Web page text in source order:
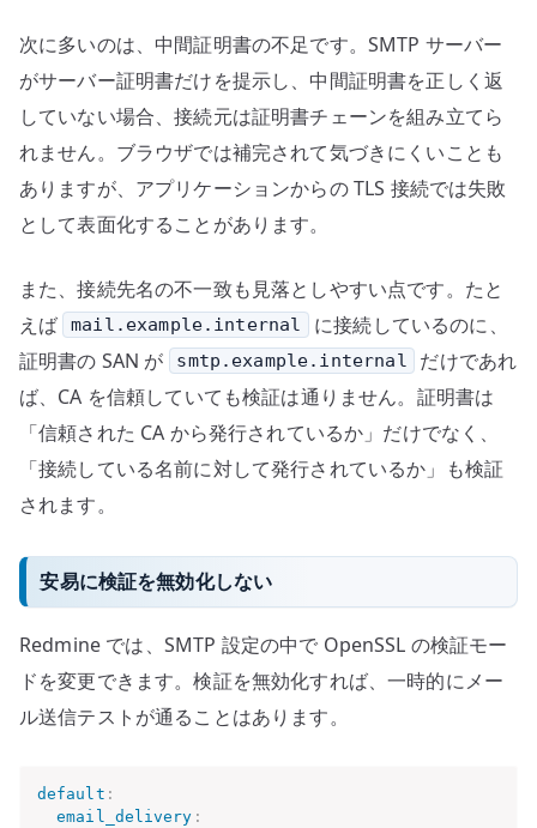
次に多いのは、中間証明書の不足です。SMTP サーバー
がサーバー証明書だけを提示し、中間証明書を正しく返
していない場合、接続元は証明書チェーンを組み立てら
れません。ブラウザでは補完されて気づきにくいことも
ありますが、アプリケーションからの TLS 接続では失敗
として表面化することがあります。
また、接続先名の不一致も見落としやすい点です。たと
えば
mail.example.internal
に接続しているのに、
証明書の SAN が
smtp.example.internal
だけであれ
ば、CA を信頼していても検証は通りません。証明書は
「信頼された CA から発行されているか」だけでなく、
「接続している名前に対して発行されているか」も検証
されます。
安易に検証を無効化しない
Redmine では、SMTP 設定の中で OpenSSL の検証モー
ドを変更できます。検証を無効化すれば、一時的にメー
ル送信テストが通ることはあります。
default :
email_delivery :